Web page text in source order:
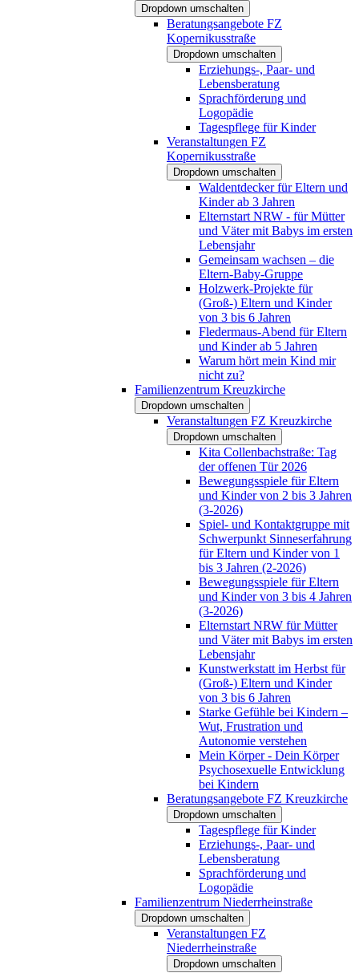
Dropdown umschalten
Beratungsangebote FZ
Kopernikusstraße
Dropdown umschalten
Erziehungs-, Paar- und
Lebensberatung
Sprachförderung und
Logopädie
Tagespflege für Kinder
Veranstaltungen FZ
Kopernikusstraße
Dropdown umschalten
Waldentdecker für Eltern und
Kinder ab 3 Jahren
Elternstart NRW - für Mütter
und Väter mit Babys im ersten
Lebensjahr
Gemeinsam wachsen – die
Eltern-Baby-Gruppe
Holzwerk-Projekte für
(Groß-) Eltern und Kinder
von 3 bis 6 Jahren
Fledermaus-Abend für Eltern
und Kinder ab 5 Jahren
Warum hört mein Kind mir
nicht zu?
Familienzentrum Kreuzkirche
Dropdown umschalten
Veranstaltungen FZ Kreuzkirche
Dropdown umschalten
Kita Collenbachstraße: Tag
der offenen Tür 2026
Bewegungsspiele für Eltern
und Kinder von 2 bis 3 Jahren
(3-2026)
Spiel- und Kontaktgruppe mit
Schwerpunkt Sinneserfahrung
für Eltern und Kinder von 1
bis 3 Jahren (2-2026)
Bewegungsspiele für Eltern
und Kinder von 3 bis 4 Jahren
(3-2026)
Elternstart NRW für Mütter
und Väter mit Babys im ersten
Lebensjahr
Kunstwerkstatt im Herbst für
(Groß-) Eltern und Kinder
von 3 bis 6 Jahren
Starke Gefühle bei Kindern –
Wut, Frustration und
Autonomie verstehen
Mein Körper - Dein Körper
Psychosexuelle Entwicklung
bei Kindern
Beratungsangebote FZ Kreuzkirche
Dropdown umschalten
Tagespflege für Kinder
Erziehungs-, Paar- und
Lebensberatung
Sprachförderung und
Logopädie
Familienzentrum Niederrheinstraße
Dropdown umschalten
Veranstaltungen FZ
Niederrheinstraße
Dropdown umschalten